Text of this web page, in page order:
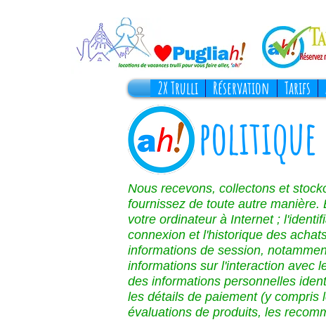
2X Trulli Réservation Tarifs
Nous recevons, collectons et
fournissez de toute autre
votre ordinateur à Internet ;
connexion et l'historique des
informations de session,
informations sur l'interaction avec
des informations personnelles
les détails de paiement (y compris
évaluations de produits, les